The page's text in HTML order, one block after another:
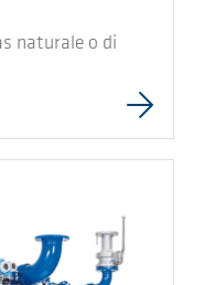
naturale o di